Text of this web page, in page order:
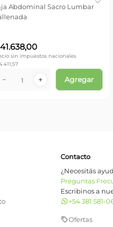
Abdominal Sacro Lumbar
41.638,00
sin impuestos nacionales
＋
－ Agregar
Contacto
¿Necesitás
Preguntas
Escribinos a
+54 381 581-
Ofertas